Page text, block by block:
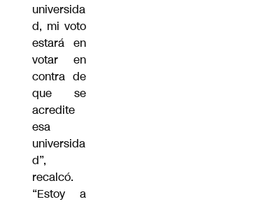
universida
d, mi voto
estará en
votar en
contra de
que se
acredite
esa
universida
d”,
recalcó.
“Estoy a